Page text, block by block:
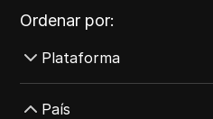
Ordenar por:
Plataforma
AdMob
País